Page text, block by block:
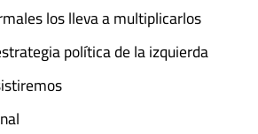
los lleva a multiplicarlos
política de la izquierda